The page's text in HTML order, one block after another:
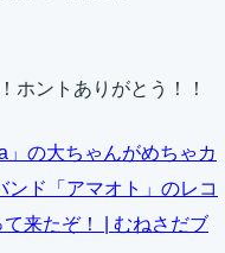
ホントありがとう！！
」の大ちゃんがめちゃカ
ンド「アマオト」のレコ
来たぞ！ | むねさだブ